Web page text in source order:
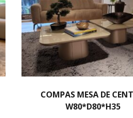
COMPAS MESA DE
W80*D80*H35